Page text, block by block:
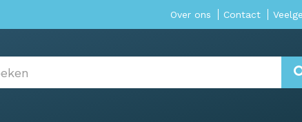
Over ons Contact